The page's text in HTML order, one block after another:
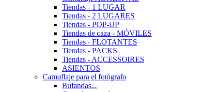
Tiendas - 1 LUGAR
Tiendas - 2 LUGARES
Tiendas - POP-UP
Tiendas de caza - MÓVILES
Tiendas - FLOTANTES
Tiendas - PACKS
Tiendas - ACCESSOIRES
ASIENTOS
Camuflaje para el fotógrafo
Bufandas...